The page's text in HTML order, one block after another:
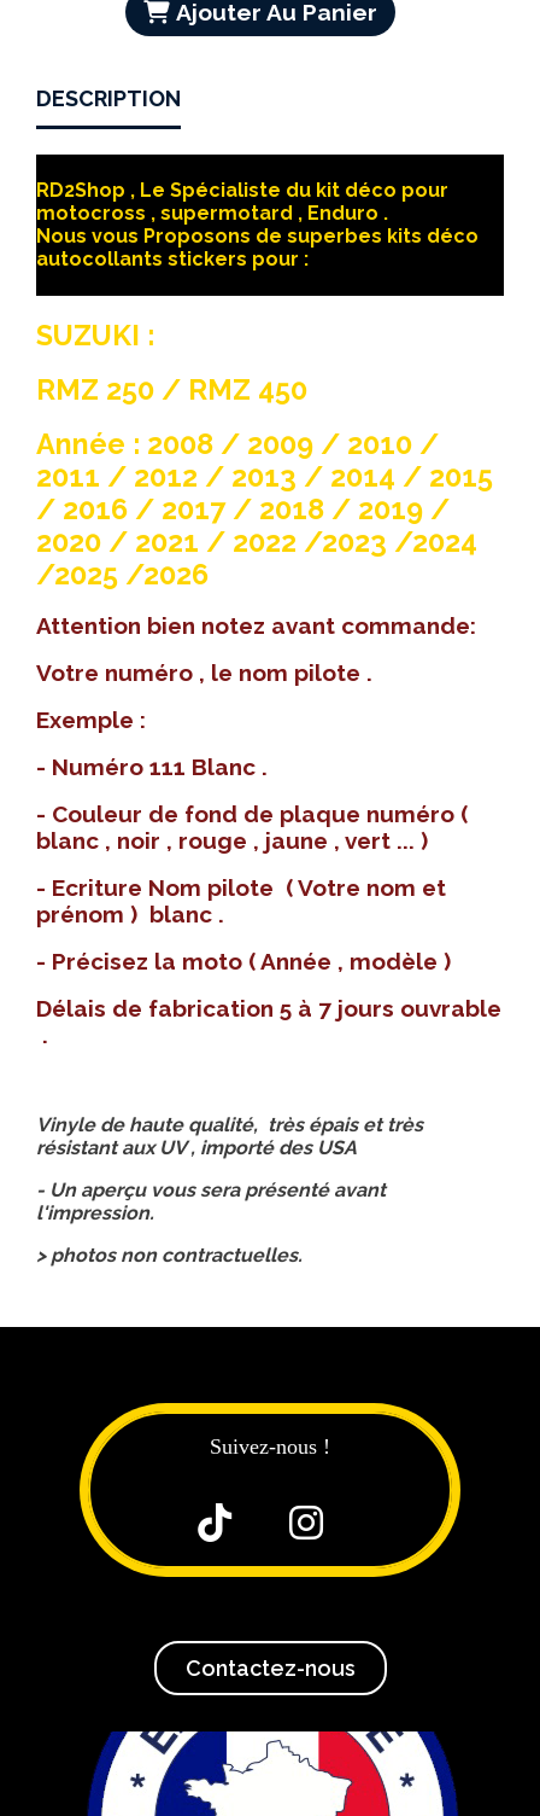
Ajouter Au Panier
DESCRIPTION
RD2Shop , Le Spécialiste du kit déco pour
motocross , supermotard , Enduro .
Nous vous Proposons de superbes kits déco
autocollants stickers pour :
SUZUKI :
RMZ 250 / RMZ 450
Année : 2008 / 2009 / 2010 /
2011 / 2012 / 2013 / 2014 / 2015
/ 2016 / 2017 / 2018 / 2019 /
2020 / 2021 / 2022 /2023 /2024
/2025 /2026
Attention bien notez avant commande:
Votre numéro , le nom pilote .
Exemple :
- Numéro 111 Blanc .
- Couleur de fond de plaque numéro (
blanc , noir , rouge , jaune , vert ... )
- Ecriture Nom pilote ( Votre nom et
prénom ) blanc .
- Précisez la moto ( Année , modèle )
Délais de fabrication 5 à 7 jours ouvrable
.
Vinyle de haute qualité, très épais et très
résistant aux UV , importé des USA
- Un aperçu vous sera présenté avant
l'impression.
> photos non contractuelles.
Suivez-nous !
 
Contactez-nous